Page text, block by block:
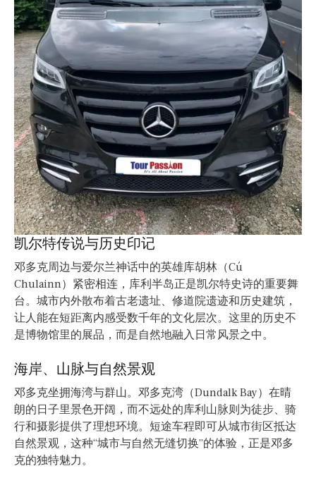
凯尔特传说与历史印记
邓多克周边与爱尔兰神话中的英雄库胡林（Cú
Chulainn）紧密相连，库利半岛正是凯尔特史诗的重要舞
台。城市内外散布着古老遗址、修道院遗迹和历史建筑，
让人能在短距离内感受数千年的文化层次。这里的历史不
是博物馆里的展品，而是自然地融入日常风景之中。
海岸、山脉与自然景观
邓多克坐拥海湾与群山。邓多克湾（Dundalk Bay）在晴
朗的日子里景色开阔，而不远处的库利山脉则为徒步、骑
行和摄影提供了理想环境。短途车程即可从城市街区抵达
自然景观，这种“城市与自然无缝切换”的体验，正是邓多
克的独特魅力。